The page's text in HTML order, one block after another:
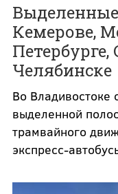
Кемерове,
Петербурге,
Челябинске
Во Владивостоке
выделенной
трамвайного
экспресс-